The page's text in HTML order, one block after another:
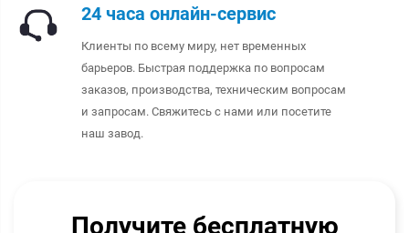
24 часа онлайн-сервис
Клиенты по всему миру, нет временных
барьеров. Быстрая поддержка по вопросам
заказов, производства, техническим вопросам
и запросам. Свяжитесь с нами или посетите
наш завод.
Получите бесплатную